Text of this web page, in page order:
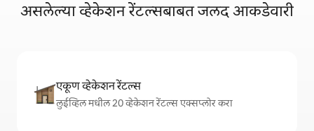
असलेल्या व्हेकेशन रेंटल्सबाबत जलद आकडेवारी
एकूण व्हेकेशन रेंटल्स
लुईव्हिल मधील 20 व्हेकेशन रेंटल्स एक्सप्लोर करा